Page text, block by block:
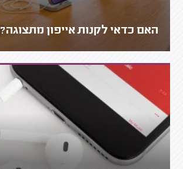
האם כדאי לקנות אייפון מתצוגה?